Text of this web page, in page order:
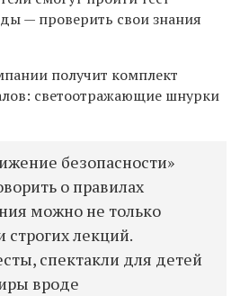
— проверить свои знания
получит комплект
светоотражающие шнурки
безопасности»
о правилах
можно не только
лекций.
спектакли для детей
вроде